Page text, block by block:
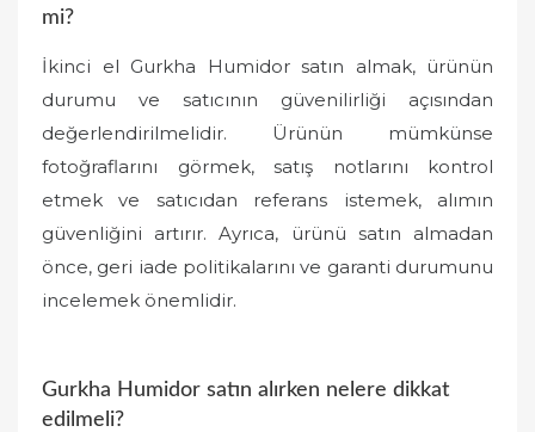
mi?
İkinci el Gurkha Humidor satın almak, ürünün
durumu ve satıcının güvenilirliği açısından
değerlendirilmelidir. Ürünün mümkünse
fotoğraflarını görmek, satış notlarını kontrol
etmek ve satıcıdan referans istemek, alımın
güvenliğini artırır. Ayrıca, ürünü satın almadan
önce, geri iade politikalarını ve garanti durumunu
incelemek önemlidir.
Gurkha Humidor satın alırken nelere dikkat
edilmeli?